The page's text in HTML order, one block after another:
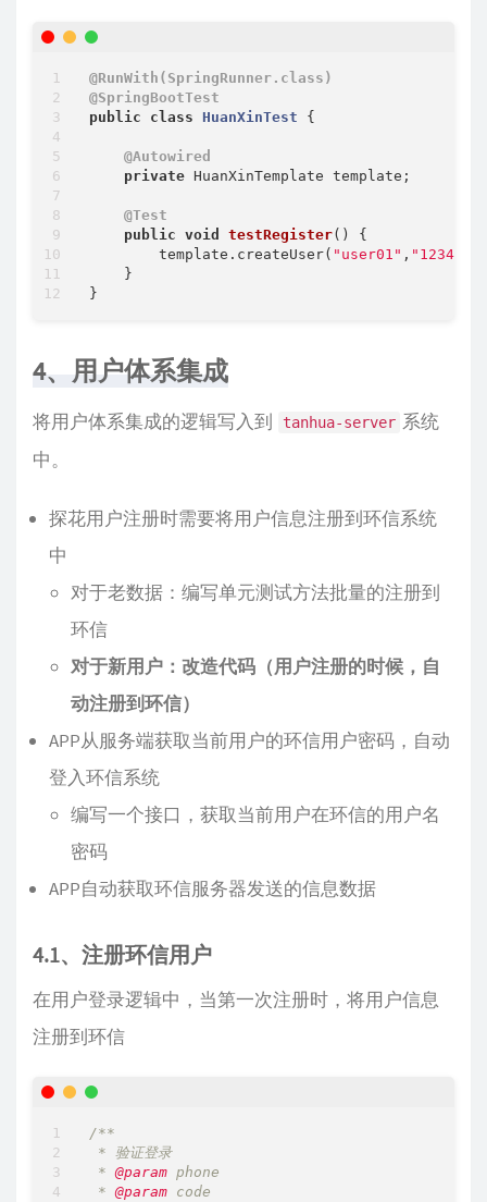
@RunWith(SpringRunner.class)
@SpringBootTest
public
class HuanXinTest {
@Autowired
private HuanXinTemplate template;
@Test
public void testRegister()
{
        template.createUser(
"user01" , "123456"
    }
4、用户体系集成
将用户体系集成的逻辑写入到 tanhua-server 系统
中。
探花用户注册时需要将用户信息注册到环信系统
中
对于老数据：编写单元测试方法批量的注册到
环信
对于新用户：改造代码（用户注册的时候，自
动注册到环信）
APP从服务端获取当前用户的环信用户密码，自动
登入环信系统
编写一个接口，获取当前用户在环信的用户名
密码
APP自动获取环信服务器发送的信息数据
4.1、注册环信用户
在用户登录逻辑中，当第一次注册时，将用户信息
注册到环信
/**
* 验证登录
* @param phone
* @param code